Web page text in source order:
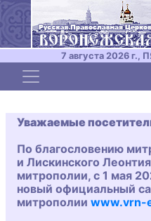
7 августа 2026 г.,
Toggle navigation
Уважаемые
По благословению
и Лискинского
митрополии, с 1 мая
новый официальный
митрополии www.vrn-